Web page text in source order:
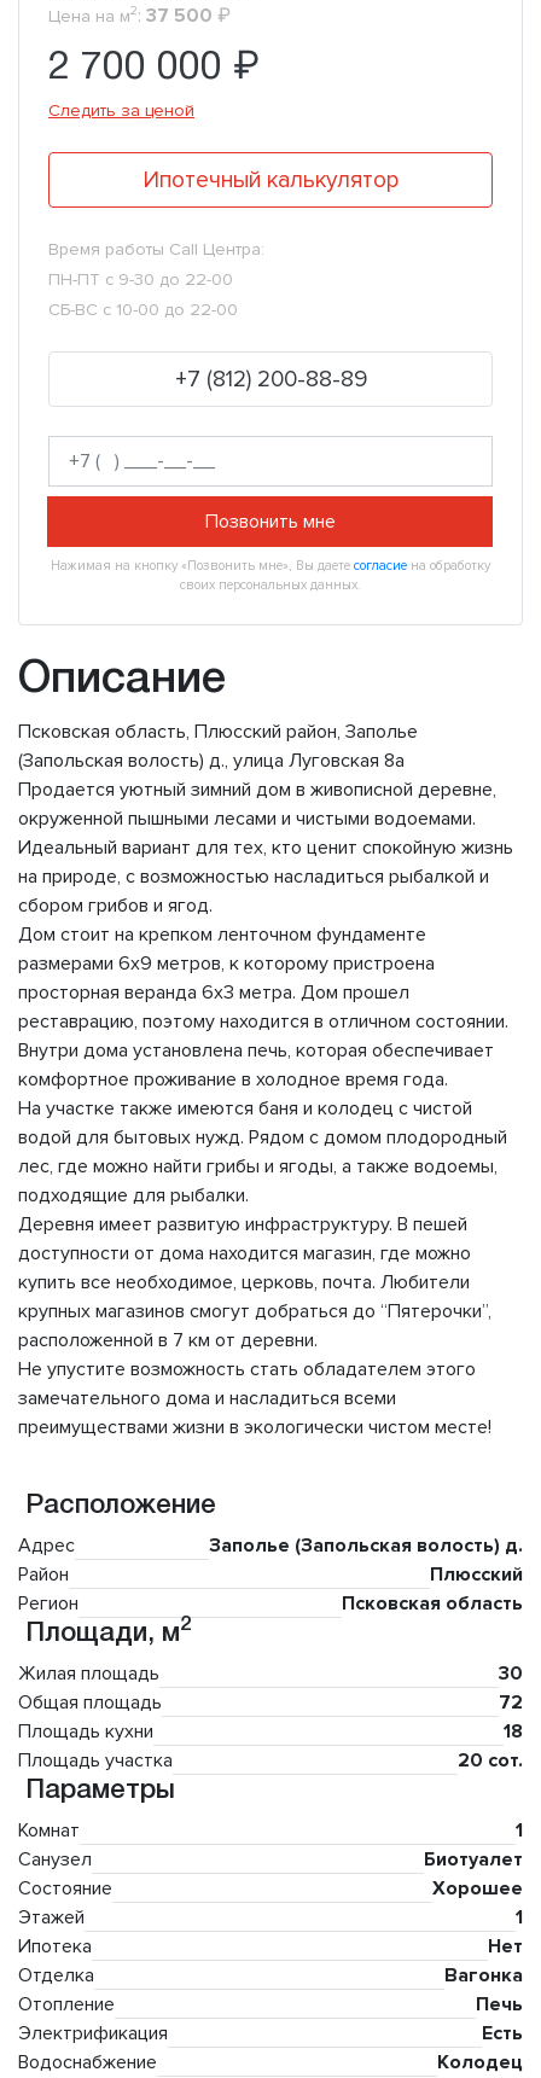
Цена на м2: 37 500 ₽
2 700 000 ₽
Следить за ценой
Ипотечный калькулятор
Время работы Call Центра:
ПН-ПТ с 9-30 до 22-00
СБ-ВС с 10-00 до 22-00
+7 (812) 200-88-89
Позвонить мне
Нажимая на кнопку «Позвонить мне», Вы даете согласие на обработку
своих персональных данных.
Описание
Псковская область, Плюсский район, Заполье
(Запольская волость) д., улица Луговская 8а
Продается уютный зимний дом в живописной деревне,
окруженной пышными лесами и чистыми водоемами.
Идеальный вариант для тех, кто ценит спокойную жизнь
на природе, с возможностью насладиться рыбалкой и
сбором грибов и ягод.
Дом стоит на крепком ленточном фундаменте
размерами 6х9 метров, к которому пристроена
просторная веранда 6х3 метра. Дом прошел
реставрацию, поэтому находится в отличном состоянии.
Внутри дома установлена печь, которая обеспечивает
комфортное проживание в холодное время года.
На участке также имеются баня и колодец с чистой
водой для бытовых нужд. Рядом с домом плодородный
лес, где можно найти грибы и ягоды, а также водоемы,
подходящие для рыбалки.
Деревня имеет развитую инфраструктуру. В пешей
доступности от дома находится магазин, где можно
купить все необходимое, церковь, почта. Любители
крупных магазинов смогут добраться до “Пятерочки”,
расположенной в 7 км от деревни.
Не упустите возможность стать обладателем этого
замечательного дома и насладиться всеми
преимуществами жизни в экологически чистом месте!
Расположение
Адрес
Заполье (Запольская волость) д.
Район
Плюсский
Регион
Псковская область
Площади, м2
Жилая площадь
30
Общая площадь
72
Площадь кухни
18
Площадь участка
20 сот.
Параметры
Комнат
1
Санузел
Биотуалет
Состояние
Хорошее
Этажей
1
Ипотека
Нет
Отделка
Вагонка
Отопление
Печь
Электрификация
Есть
Водоснабжение
Колодец